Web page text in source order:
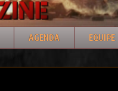
AGENDA EQUIPE